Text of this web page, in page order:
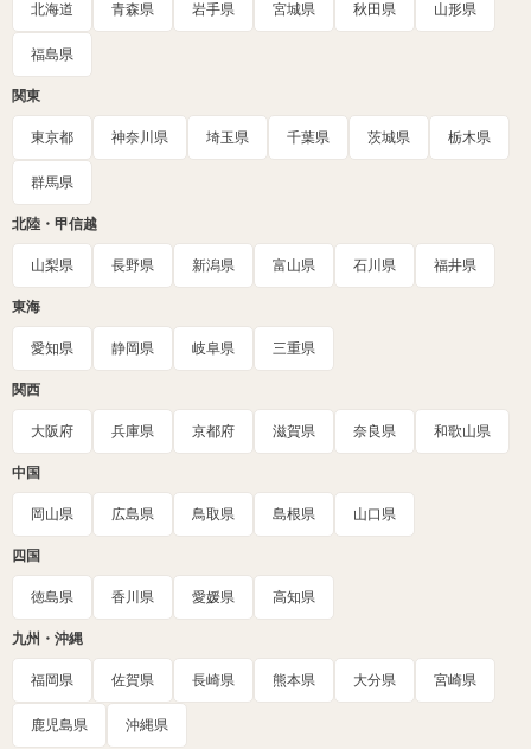
北海道 青森県 岩手県 宮城県 秋田県 山形県
福島県
関東
東京都 神奈川県 埼玉県 千葉県 茨城県 栃木県
群馬県
北陸・甲信越
山梨県 長野県 新潟県 富山県 石川県 福井県
東海
愛知県 静岡県 岐阜県 三重県
関西
大阪府 兵庫県 京都府 滋賀県 奈良県 和歌山県
中国
岡山県 広島県 鳥取県 島根県 山口県
四国
徳島県 香川県 愛媛県 高知県
九州・沖縄
福岡県 佐賀県 長崎県 熊本県 大分県 宮崎県
鹿児島県 沖縄県